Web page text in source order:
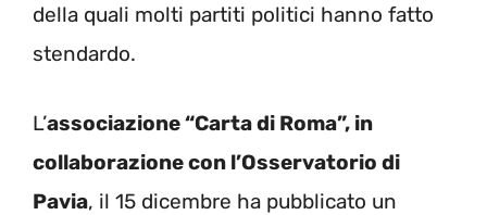
della quali molti partiti politici hanno fatto
stendardo.
L’associazione “Carta di Roma”, in
collaborazione con l’Osservatorio di
Pavia, il 15 dicembre ha pubblicato un